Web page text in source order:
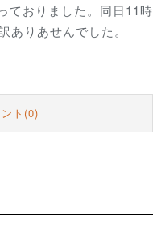
ておりました。同日11時
ありあせんでした。
ト(0)